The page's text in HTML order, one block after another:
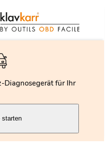
Diagnosegerät für Ihr
starten